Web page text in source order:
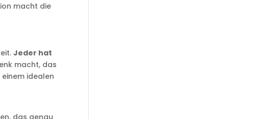
macht die
Jeder hat
macht, das
idealen
das genau